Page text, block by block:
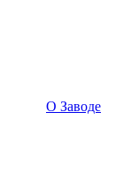
О Заводе